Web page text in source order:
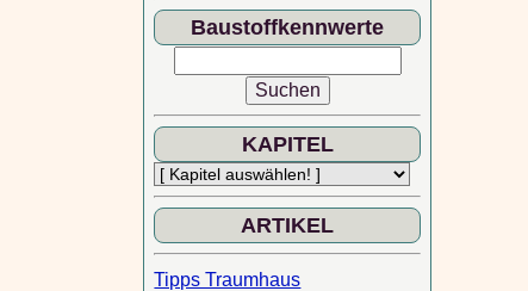
Baustoffkennwerte
KAPITEL
ARTIKEL
Tipps Traumhaus